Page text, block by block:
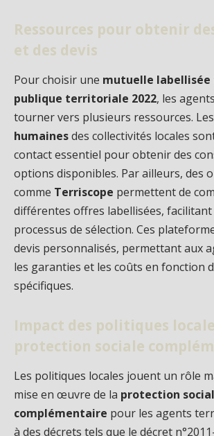
Ressources pour obtenir
et des devis
Pour choisir une mutuelle
publique territoriale 2022, les
tourner vers plusieurs ressources. Les
humainesdes collectivités locales
contact essentiel pour obtenir des
options disponibles. Par ailleurs, des
comme Terriscope permettent de
différentes offres labellisées, facilitant
processus de sélection. Ces
devis personnalisés, permettant aux
les garanties et les coûts en fonction
spécifiques.
Impact des politiques
protection sociale
Les politiques locales jouent un rôle
mise en œuvre de la protection
complémentaire pour les agents
à des décrets tels que le décret